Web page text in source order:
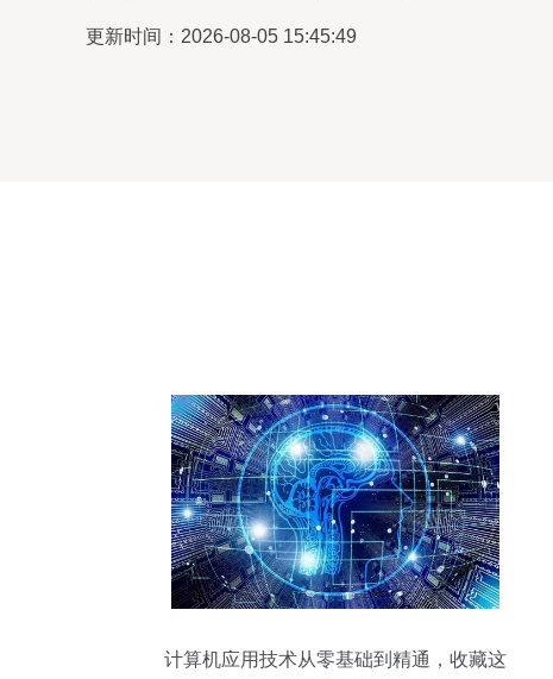
更新时间：2026-08-05 15:45:49
计算机应用技术从零基础到精通，收藏这